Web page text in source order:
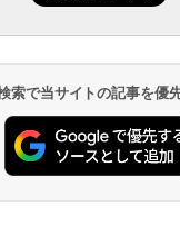
索で当サイトの記事を優